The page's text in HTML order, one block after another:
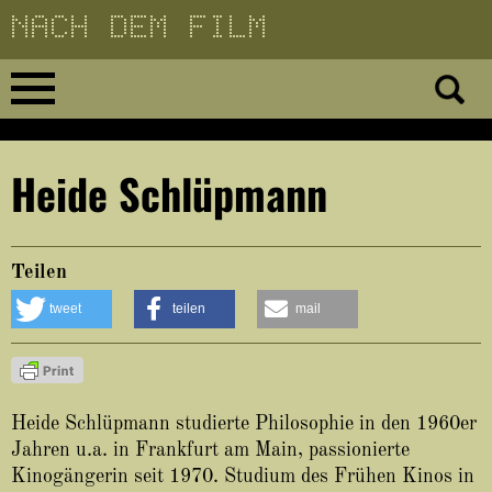
Direkt
zum
Inhalt
Home
No 23
No 01–22
Essays
Reviews
Archiv
Heide Schlüpmann
Heide Schlüpmann studierte Philosophie in den 1960er
Jahren u.a. in Frankfurt am Main, passionierte
Kinogängerin seit 1970. Studium des Frühen Kinos in
Teilen
tweet teilen mail